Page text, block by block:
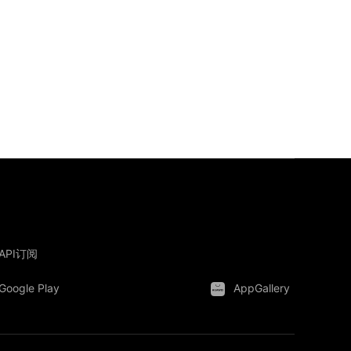
API订阅
Google Play AppGallery